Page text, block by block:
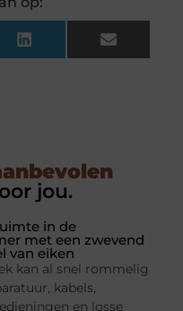
LinkedIn Email
jou.
in de
met een zwevend
van eiken
kan al snel rommelig
kabels,
en losse